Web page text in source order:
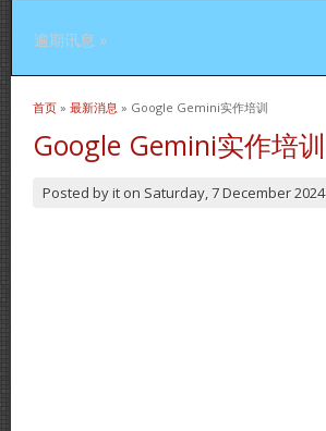
逾期讯息 »
当前位置
首页 » 最新消息 » Google Gemini实作培训
Google Gemini实作培训
Posted byit on Saturday, 7 December 2024